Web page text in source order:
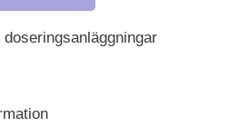
doseringsanläggningar